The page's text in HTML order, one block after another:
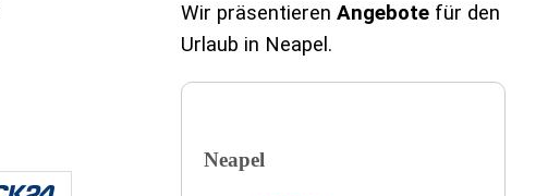
Wir präsentieren Angebotefür den
Urlaub in Neapel.
Neapel